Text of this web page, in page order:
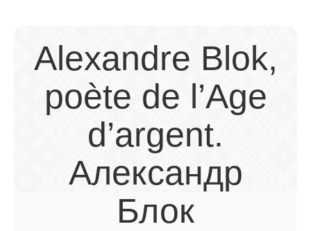
Alexandre Blok,
poète de l’Age
d’argent.
Александр
Блок